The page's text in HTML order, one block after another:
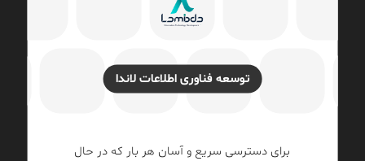
توسعه فناوری اطلاعات لاندا
برای دسترسی سریع و آسان هر بار که در حال
بلک‌فرایدی و نقش آن در تحول دیجیتال کسب‌وکارها تحلیلی
جامع با تمرکز بر فناوری اطلاعات، زیرساخت و SQL
Next